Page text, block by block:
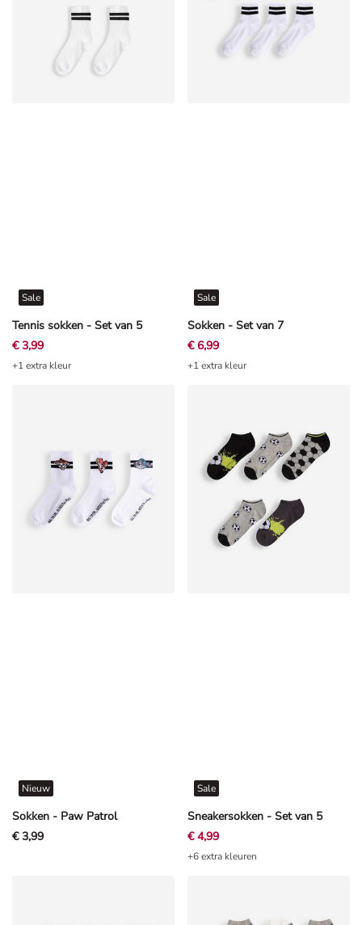
Tennis sokken - Set van 5
Sale
€ 3,99
+1 extra kleur
Sokken - Set van 7
Sale
€ 6,99
+1 extra kleur
Sokken - Paw Patrol
Nieuw
€ 3,99
Sneakersokken - Set van 5
Sale
€ 4,99
+6 extra kleuren